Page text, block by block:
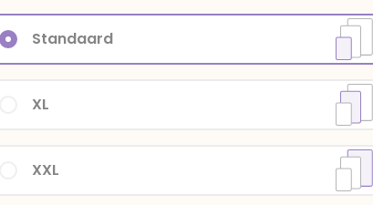
XXL
XL
Standaard